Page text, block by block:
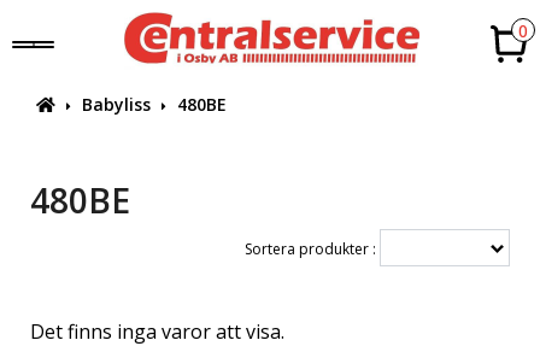
0
Babyliss 480BE
480BE
Sortera produkter :
Det finns inga varor att visa.